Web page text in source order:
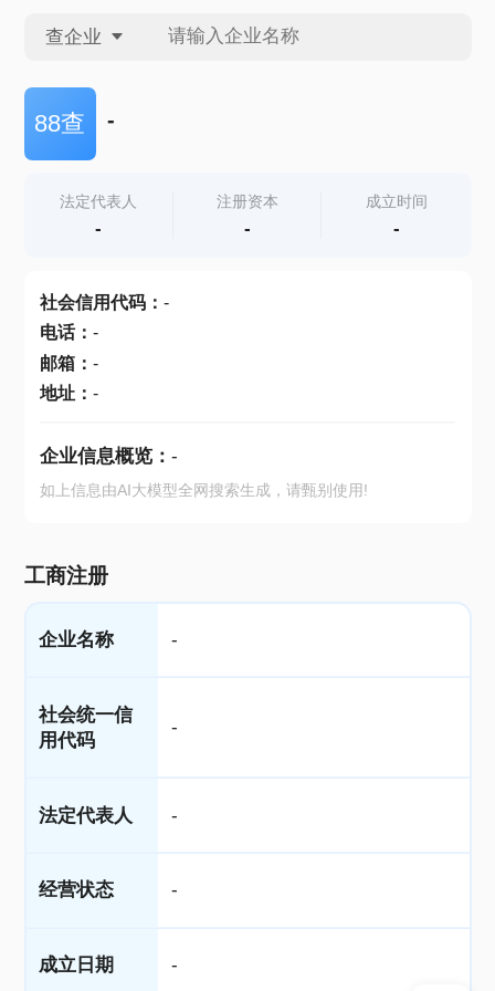
查企业
查企业
查产地
88查 -
法定代表人
-
注册资本
-
成立时间
-
社会信用代码： -
电话： -
邮箱： -
地址： -
企业信息概览： -
如上信息由AI大模型全网搜索生成，请甄别使用!
工商注册
企业名称 -
社会统一信
用代码
-
法定代表人 -
经营状态 -
成立日期 -